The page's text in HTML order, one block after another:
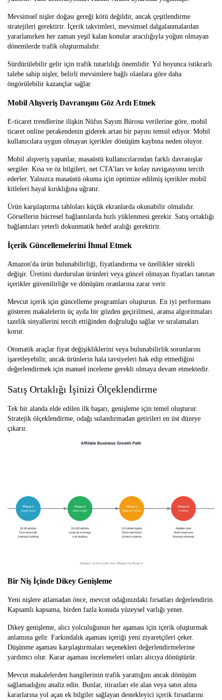
Mevsimsel nişler doğası gereği kötü değildir, ancak çeşitlendirme
stratejileri gerektirir. İçerik takvimleri, mevsimsel dalgalanmalardan
yararlanırken her zaman yeşil kalan konular aracılığıyla yoğun olmayan
dönemlerde trafik oluşturmalıdır.
Sürdürülebilir gelir için trafik tutarlılığı önemlidir. Yıl boyunca istikrarlı
talebe sahip nişler, belirli mevsimlere bağlı olanlara göre daha
öngörülebilir kazançlar sağlar.
Mobil Alışveriş Davranışını Göz Ardı Etmek
E-ticaret trendlerine ilişkin Nüfus Sayım Bürosu verilerine göre, mobil
ticaret online perakendenin giderek artan bir payını temsil ediyor. Mobil
kullanıcılara uygun olmayan içerikler dönüşüm kaybına neden oluyor.
Mobil alışveriş yapanlar, masaüstü kullanıcılarından farklı davranışlar
sergiler. Kısa ve öz bilgileri, net CTA'ları ve kolay navigasyonu tercih
ederler. Yalnızca masaüstü okuma için optimize edilmiş içerikler mobil
kitleleri hayal kırıklığına uğratır.
Ürün karşılaştırma tabloları küçük ekranlarda okunabilir olmalıdır.
Görsellerin hücresel bağlantılarda hızlı yüklenmesi gerekir. Satış ortaklığı
bağlantıları yeterli dokunmatik hedef aralığı gerektirir.
İçerik Güncellemelerini İhmal Etmek
Amazon'da ürün bulunabilirliği, fiyatlandırma ve özellikler sürekli
değişir. Üretimi durdurulan ürünleri veya güncel olmayan fiyatları tanıtan
içerikler güvenilirliğe ve dönüşüm oranlarına zarar verir.
Mevcut içerik için güncelleme programları oluşturun. En iyi performans
gösteren makalelerin üç ayda bir gözden geçirilmesi, arama algoritmaları
tazelik sinyallerini tercih ettiğinden doğruluğu sağlar ve sıralamaları
korur.
Otomatik araçlar fiyat değişikliklerini veya bulunabilirlik sorunlarını
işaretleyebilir, ancak ürünlerin hala tavsiyeleri hak edip etmediğini
değerlendirmek için manuel inceleme gerekli olmaya devam etmektedir.
Satış Ortaklığı İşinizi Ölçeklendirme
Tek bir alanda elde edilen ilk başarı, genişleme için temel oluşturur.
Stratejik ölçeklendirme, odağı sulandırmadan getirileri en üst düzeye
çıkarır.
Bir Niş İçinde Dikey Genişleme
Yeni nişlere atlamadan önce, mevcut odağınızdaki fırsatları değerlendirin.
Kapsamlı kapsama, birden fazla konuda yüzeysel varlığı yener.
Dikey genişleme, alıcı yolculuğunun her aşaması için içerik oluşturmak
anlamına gelir. Farkındalık aşaması içeriği yeni ziyaretçileri çeker.
Düşünme aşaması karşılaştırmaları seçenekleri değerlendirmelerine
yardımcı olur. Karar aşaması incelemeleri onları alıcıya dönüştürür.
Mevcut makalelerden hangilerinin trafik yarattığını ancak dönüşüm
sağlamadığını analiz edin. Bunlar, itirazları ele alan veya satın alma
kararlarına yol açan ek bilgiler sağlayan destekleyici içerik fırsatlarını